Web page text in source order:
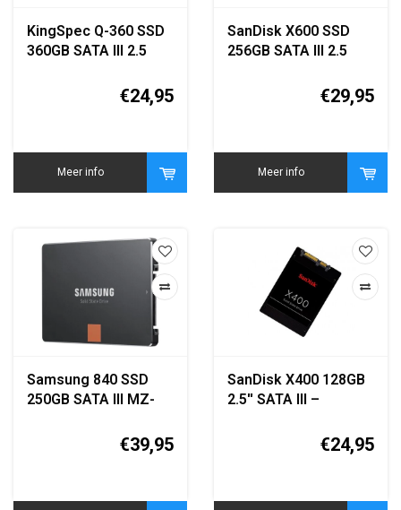
KingSpec Q-360 SSD
360GB SATA III 2.5
€24,95
Meer info
SanDisk X600 SSD
256GB SATA III 2.5
€29,95
Meer info
Samsung 840 SSD
250GB SATA III MZ-
€39,95
SanDisk X400 128GB
2.5'' SATA III –
€24,95